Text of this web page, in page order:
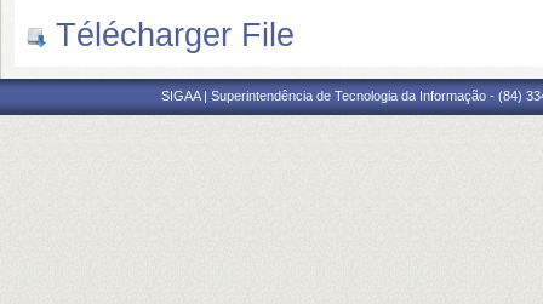
Télécharger File
SIGAA | Superintendência de Tecnologia da Informação - (84)